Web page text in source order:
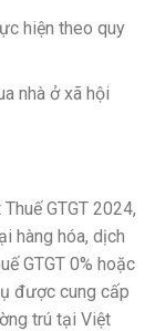
hiện theo quy
nhà ở xã hội
GTGT 2024,
hàng hóa, dịch
GTGT 0% hoặc
được cung cấp
trú tại Việt